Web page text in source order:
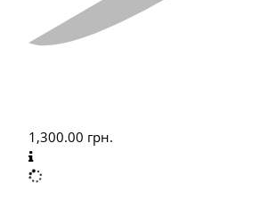
1,300.00 грн.